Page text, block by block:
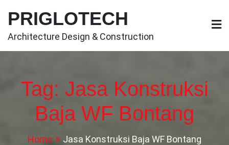
content
PRIGLOTECH
Architecture Design & Construction
Tag: Jasa Konstruksi
Baja WF Bontang
Home Jasa Konstruksi Baja WF Bontang